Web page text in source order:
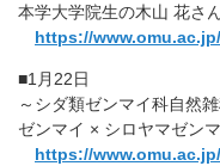
本学大学院生の木山 花さ
https://
■1月22日
～シダ類ゼンマイ科自然
ゼンマイ × シロヤマゼン
https://